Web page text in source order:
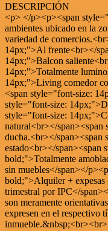
DESCRIPCIÓN
<p> </p><p><span
ambientes ubicado en la
variedad de
14px;">Al frente<br></
14px;">Balcon
14px;">Totalmente
14px;">Living comedor
<span style="font-size:
style="font-size:
style="font-size:
natural<br></
ducha.<br></
estado<br></span><span
bold;">Totalmente
sin muebles</span></
bold;">Alquiler + expesas
trimestral por IPC</
son meramente
expresen en el respectivo